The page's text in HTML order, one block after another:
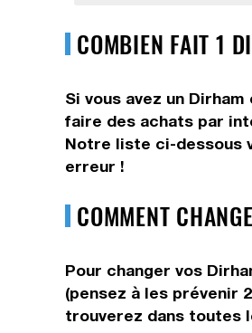
COMBIEN FAIT 1
Si vous avez un
faire des achats par
Notre liste ci-dessous
erreur !
COMMENT
Pour changer vos
(pensez à les prévenir
trouverez dans toutes